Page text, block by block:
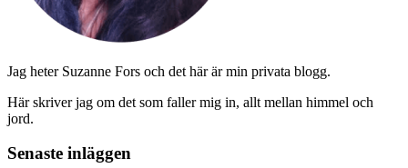
Jag heter Suzanne Fors och det här är min privata blogg.
Här skriver jag om det som faller mig in, allt mellan himmel och
jord.
Senaste inläggen